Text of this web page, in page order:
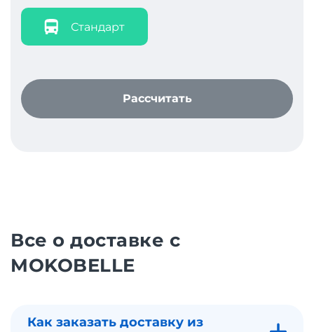
Стандарт
Рассчитать
Все о доставке с
MOKOBELLE
Как заказать доставку из